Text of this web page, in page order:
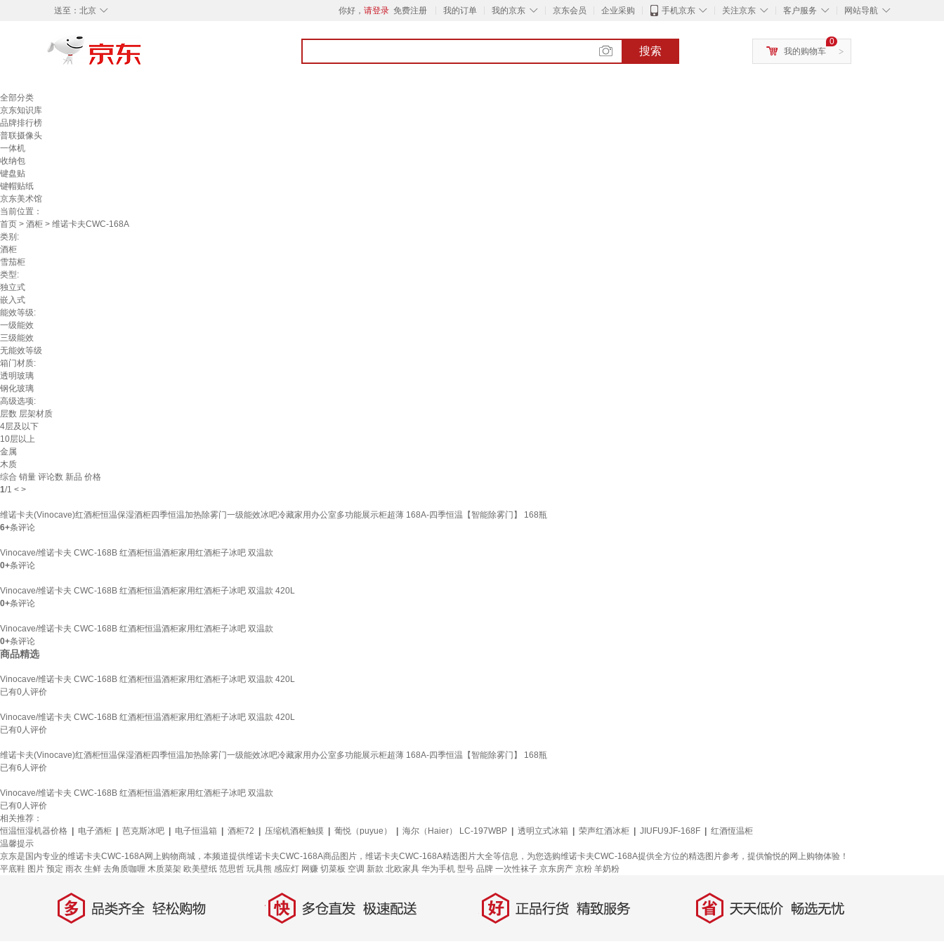
◇
送至： 北京 你好， 请登录 免费注册 我的订单 ◇
我的京东 京东会员 企业采购 ◇
手机京东 ◇
关注京东 ◇
客户服务 ◇
网站导航
搜索 >
0
我的购物车
全部分类
京东知识库
品牌排行榜
普联摄像头
一体机
收纳包
键盘贴
键帽贴纸
京东美术馆
当前位置：
首页 > 酒柜 > 维诺卡夫CWC-168A
类别:
酒柜
雪茄柜
类型:
独立式
嵌入式
能效等级:
一级能效
三级能效
无能效等级
箱门材质:
透明玻璃
钢化玻璃
高级选项:
层数 层架材质
4层及以下
10层以上
金属
木质
综合 销量 评论数 新品 价格
1/1 < >
维诺卡夫(Vinocave)红酒柜恒温保湿酒柜四季恒温加热除雾门一级能效冰吧冷藏家用办公室多功能展示柜超薄 168A-四季恒温【智能除雾门】 168瓶
6+条评论
Vinocave/维诺卡夫 CWC-168B 红酒柜恒温酒柜家用红酒柜子冰吧 双温款
0+条评论
Vinocave/维诺卡夫 CWC-168B 红酒柜恒温酒柜家用红酒柜子冰吧 双温款 420L
0+条评论
Vinocave/维诺卡夫 CWC-168B 红酒柜恒温酒柜家用红酒柜子冰吧 双温款
0+条评论
商品精选
Vinocave/维诺卡夫 CWC-168B 红酒柜恒温酒柜家用红酒柜子冰吧 双温款 420L
已有0人评价
Vinocave/维诺卡夫 CWC-168B 红酒柜恒温酒柜家用红酒柜子冰吧 双温款 420L
已有0人评价
维诺卡夫(Vinocave)红酒柜恒温保湿酒柜四季恒温加热除雾门一级能效冰吧冷藏家用办公室多功能展示柜超薄 168A-四季恒温【智能除雾门】 168瓶
已有6 人评价
Vinocave/维诺卡夫 CWC-168B 红酒柜恒温酒柜家用红酒柜子冰吧 双温款
已有0人评价
相关推荐：
恒温恒湿机器价格
电子酒柜 芭克斯冰吧 电子恒温箱 酒柜72 压缩机酒柜触摸 葡悦（puyue） 海尔（Haier） LC-197WBP 透明立式冰箱 荣声红酒冰柜 JIUFU9JF-168F
红酒恆温柜
温馨提示
京东是国内专业的维诺卡夫CWC-168A网上购物商城，本频道提供维诺卡夫CWC-168A商品图片，维诺卡夫CWC-168A精选图片大全等信息，为您选购维诺卡夫CWC-168A提供全方位的精选图片参考，提供愉悦的网上购物体验！
平底鞋 图片 预定 雨衣 生鲜 去角质咖喱 木质菜架 欧美壁纸 范思哲 玩具熊 感应灯 网赚 切菜板 空调 新款 北欧家具 华为手机 型号 品牌 一次性袜子 京东房产 京粉 羊奶粉
多 品类齐全，轻松购物 快 多仓直发，极速配送 好 正品行货，精致服务 省 天天低价，畅选无忧